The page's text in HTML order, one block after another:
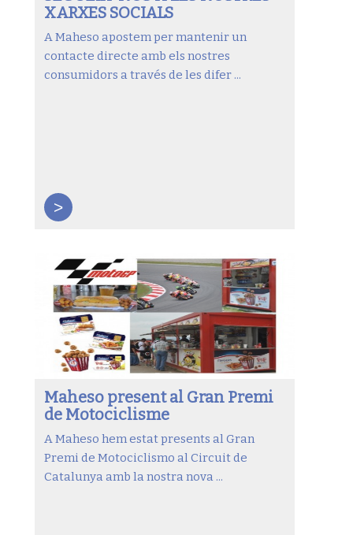
XARXES SOCIALS
A Maheso apostem per mantenir un
contacte directe amb els nostres
consumidors a través de les difer ...
>
Maheso present al Gran Premi
de Motociclisme
A Maheso hem estat presents al Gran
Premi de Motociclismo al Circuit de
Catalunya amb la nostra nova ...